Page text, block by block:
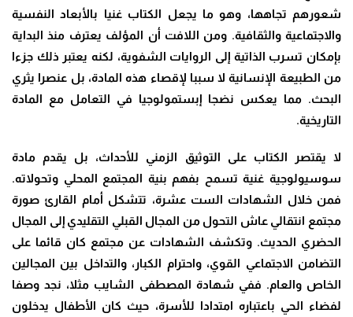
شعورهم تجاهها، وهو ما يجعل الكتاب غنيا بالأبعاد النفسية
والاجتماعية والثقافية. ومن اللافت أن المؤلف يعترف منذ البداية
بإمكان تسرب الذاتية إلى الروايات الشفوية، لكنه يعتبر ذلك جزءا
من الطبيعة الإنسانية لا سببا لإقصاء هذه المادة، بل عنصرا يثري
البحث. مما يعكس نضجا إبستمولوجيا في التعامل مع المادة
التاريخية.
لا يقتصر الكتاب على التوثيق الزمني للأحداث، بل يقدم مادة
سوسيولوجية غنية تسمح بفهم بنية المجتمع المحلي وتحولاته.
فمن خلال الشهادات الست عشرة، تتشكل أمام القارئ صورة
مجتمع انتقالي عاش التحول من المجال القبلي التقليدي إلى المجال
الحضري الحديث. وتكشف الشهادات عن مجتمع كان قائما على
التضامن الاجتماعي القوي، واحترام الكبار، والتداخل بين المجالين
الخاص والعام. ففي شهادة المصطفى الشايب مثلا، نجد وصفا
لفضاء الحي باعتباره امتدادا للأسرة، حيث كان الأطفال يدخلون